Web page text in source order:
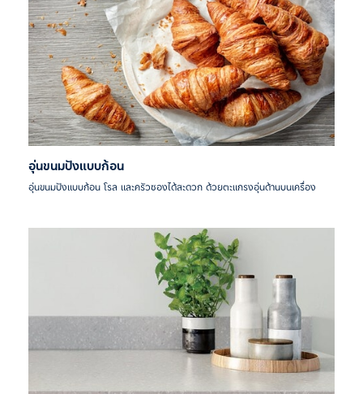
อุ่นขนมปังแบบก้อน
อุ่นขนมปังแบบก้อน โรล และครัวซองได้สะดวก ด้วยตะแกรงอุ่นด้านบนเครื่อง